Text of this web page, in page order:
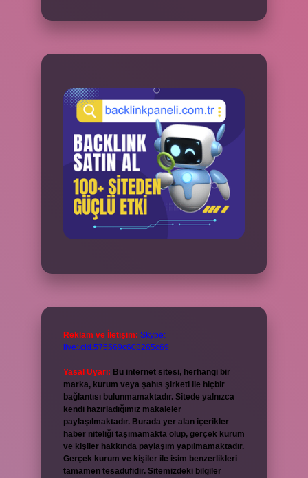
Reklam ve İletişim: Skype:
live:.cid.575569c608265c69
Yasal Uyarı: Bu internet sitesi, herhangi bir
marka, kurum veya şahıs şirketi ile hiçbir
bağlantısı bulunmamaktadır. Sitede yalnızca
kendi hazırladığımız makaleler
paylaşılmaktadır. Burada yer alan içerikler
haber niteliği taşımamakta olup, gerçek kurum
ve kişiler hakkında paylaşım yapılmamaktadır.
Gerçek kurum ve kişiler ile isim benzerlikleri
tamamen tesadüfidir. Sitemizdeki bilgiler